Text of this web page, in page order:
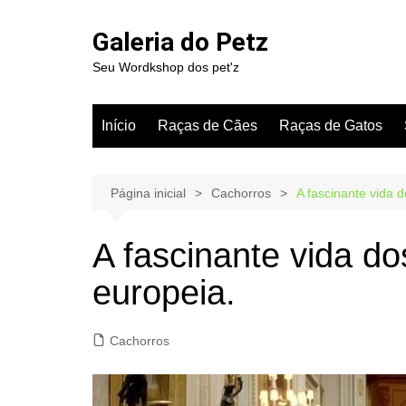
Galeria do Petz
Seu Wordkshop dos pet'z
Início Raças de Cães Raças de Gatos
Página inicial Cachorros A fascinante vida
A fascinante vida
europeia.
Cachorros